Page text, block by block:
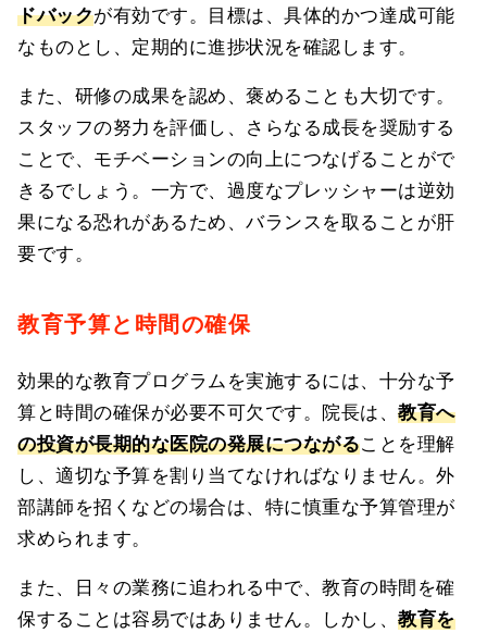
ドバックが有効です。目標は、具体的かつ達成可能
なものとし、定期的に進捗状況を確認します。
また、研修の成果を認め、褒めることも大切です。
スタッフの努力を評価し、さらなる成長を奨励する
ことで、モチベーションの向上につなげることがで
きるでしょう。一方で、過度なプレッシャーは逆効
果になる恐れがあるため、バランスを取ることが肝
要です。
教育予算と時間の確保
効果的な教育プログラムを実施するには、十分な予
算と時間の確保が必要不可欠です。院長は、教育へ
の投資が長期的な医院の発展につながることを理解
し、適切な予算を割り当てなければなりません。外
部講師を招くなどの場合は、特に慎重な予算管理が
求められます。
また、日々の業務に追われる中で、教育の時間を確
保することは容易ではありません。しかし、教育を